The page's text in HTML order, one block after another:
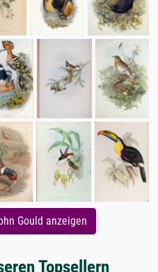
Gould anzeigen
Topsellern